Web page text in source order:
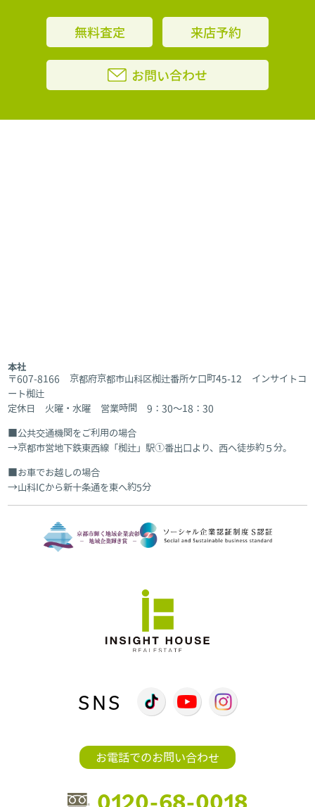
無料査定 来店予約
お問い合わせ
本社
〒607-8166 京都府京都市山科区椥辻番所ケ口町45-12 インサイトコ
ート椥辻
定休日 火曜・水曜 営業時間 9：30～18：30
公共交通機関をご利用の場合
京都市営地下鉄東西線「椥辻」駅①番出口より、西へ徒歩約５分。
お車でお越しの場合
山科ICから新十条通を東へ約5分
SNS
お電話でのお問い合わせ